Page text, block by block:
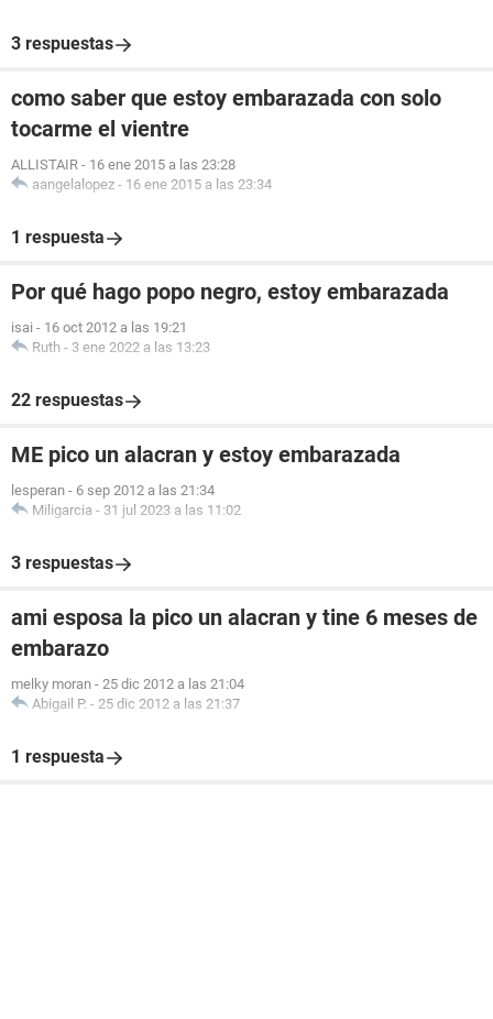
3 respuestas
como saber que estoy embarazada con solo
tocarme el vientre
ALLISTAIR - 16 ene 2015 a las 23:28
aangelalopez - 16 ene 2015 a las 23:34
1 respuesta
Por qué hago popo negro, estoy embarazada
isai - 16 oct 2012 a las 19:21
Ruth - 3 ene 2022 a las 13:23
22 respuestas
ME pico un alacran y estoy embarazada
lesperan - 6 sep 2012 a las 21:34
Miligarcia - 31 jul 2023 a las 11:02
3 respuestas
ami esposa la pico un alacran y tine 6 meses de
embarazo
melky moran - 25 dic 2012 a las 21:04
Abigail P. - 25 dic 2012 a las 21:37
1 respuesta